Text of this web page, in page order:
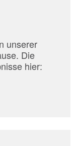
unserer
Die
hier: